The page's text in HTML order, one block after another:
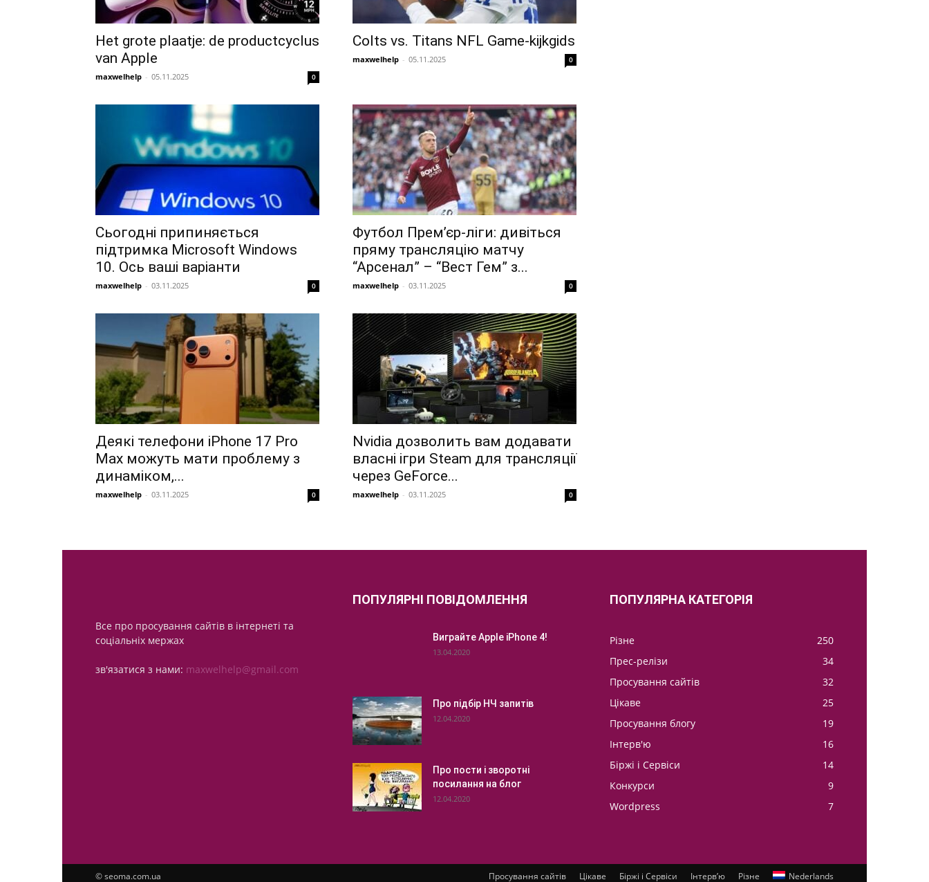
Het grote plaatje: de productcyclus
van Apple
maxwelhelp - 05.11.2025 0
Colts vs. Titans NFL Game-kijkgids
maxwelhelp - 05.11.2025 0
Сьогодні припиняється
підтримка Microsoft Windows
10. Ось ваші варіанти
maxwelhelp - 03.11.2025 0
Футбол Прем’єр-ліги: дивіться
пряму трансляцію матчу
“Арсенал” – “Вест Гем” з...
maxwelhelp - 03.11.2025 0
Деякі телефони iPhone 17 Pro
Max можуть мати проблему з
динаміком,...
maxwelhelp - 03.11.2025 0
Nvidia дозволить вам додавати
власні ігри Steam для трансляції
через GeForce...
maxwelhelp - 03.11.2025 0
Все про просування сайтів в інтернеті та
соціальніх мержах
зв'язатися з нами: maxwelhelp@gmail.com
ПОПУЛЯРНІ ПОВІДОМЛЕННЯ
Виграйте Apple iPhone 4!
13.04.2020
Про підбір НЧ запитів
12.04.2020
Про пости і зворотні
посилання на блог
12.04.2020
ПОПУЛЯРНА КАТЕГОРІЯ
Різне
250
Прес-релізи
34
Просування сайтів
32
Цікаве
25
Просування блогу
19
Інтерв'ю
16
Біржі і Сервіси
14
Конкурси
9
Wordpress
7
Просування сайтів Цікаве Біржі і Сервіси Інтерв’ю Різне Nederlands
© seoma.com.ua